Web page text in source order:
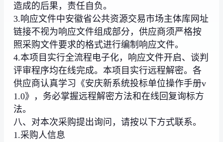
造成的后果，责任自负。
3.响应文件中安徽省公共资源交易市场主体库网址
链接不视为响应文件组成部分，供应商须严格按
照采购文件要求的格式进行编制响应文件。
4.本项目实行全流程电子化，响应文件开启、谈判
评审程序均在线完成。本项目实行远程解密。各
供应商认真学习《安庆新系统投标单位操作手册v
1.0》，务必掌握远程解密方法和在线回复询标方
法。
八、对本次采购提出询问，请按以下方式联系。
1.采购人信息